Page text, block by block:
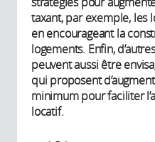
taxant, par exemple, les
en encourageant la
logements. Enfin,
peuvent aussi être
qui proposent
minimum pour faciliter
locatif.